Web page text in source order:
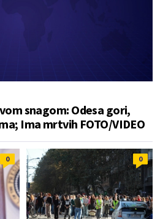
snagom: Odesa gori,
Ima mrtvih FOTO/VIDEO
0 0